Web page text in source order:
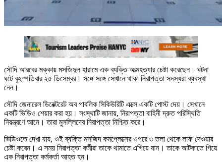
সৌদি আরবের মক্কায় মসজিদুল হারামে এক ব্যক্তি আত্মহত্যার চেষ্টা করেছেন। ঘটনা
ঘটে বৃহস্পতিবার ২৫ ডিসেম্বর। সঙ্গে সঙ্গে সেখানে থাকা নিরাপত্তা সদস্যরা ব্যবস্থা
নেন।
সৌদি জেনারেল ডিরেক্টরেট অব পাবলিক সিকিউরিটি এক্সে একটি পোস্ট দেয়। সেখানে
একটি ভিডিও শেয়ার করা হয়। সংস্থাটি জানায়, নিরাপত্তা বাহিনী দ্রুত পরিস্থিতি
নিয়ন্ত্রণে আনে। তারা মুসল্লিদের নিরাপত্তা নিশ্চিত করে।
ভিডিওতে দেখা যায়, ওই ব্যক্তি মসজিদ কমপ্লেক্সের ওপরে ৩ তলা থেকে লাফ দেওয়ার
চেষ্টা করেন। এ সময় নিরাপত্তা কর্মীরা তাকে থামাতে এগিয়ে যান। তাকে আটকাতে গিয়ে
এক নিরাপত্তা কর্মকর্তা আহত হন।